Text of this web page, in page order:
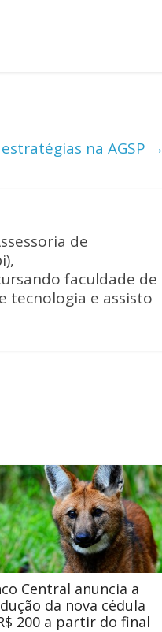
na AGSP →
de
faculdade de
tecnologia e assisto
Central anuncia a
da nova cédula
200 a partir do final